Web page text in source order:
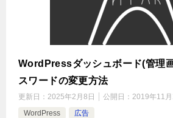
WordPressダッシュボード(管理
スワードの変更方法
更新日： 2025年2月8日 公開日： 2019年11月
WordPress
広告